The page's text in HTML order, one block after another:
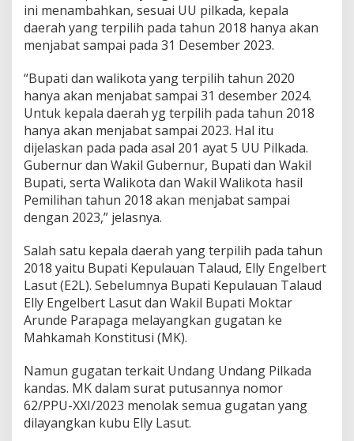
n
H
a
s
l
P
e
l
a
n
t
i
k
a
n
ini menambahkan, sesuai UU pilkada, kepala
daerah yang terpilih pada tahun 2018 hanya akan
menjabat sampai pada 31 Desember 2023.
“Bupati dan walikota yang terpilih tahun 2020
hanya akan menjabat sampai 31 desember 2024.
Untuk kepala daerah yg terpilih pada tahun 2018
hanya akan menjabat sampai 2023. Hal itu
dijelaskan pada pada asal 201 ayat 5 UU Pilkada.
Gubernur dan Wakil Gubernur, Bupati dan Wakil
Bupati, serta Walikota dan Wakil Walikota hasil
Pemilihan tahun 2018 akan menjabat sampai
dengan 2023,” jelasnya.
Salah satu kepala daerah yang terpilih pada tahun
2018 yaitu Bupati Kepulauan Talaud, Elly Engelbert
Lasut (E2L). Sebelumnya Bupati Kepulauan Talaud
Elly Engelbert Lasut dan Wakil Bupati Moktar
Arunde Parapaga melayangkan gugatan ke
Mahkamah Konstitusi (MK).
Namun gugatan terkait Undang Undang Pilkada
kandas. MK dalam surat putusannya nomor
62/PPU-XXI/2023 menolak semua gugatan yang
dilayangkan kubu Elly Lasut.